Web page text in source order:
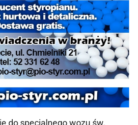
do specjalnego wozu św.